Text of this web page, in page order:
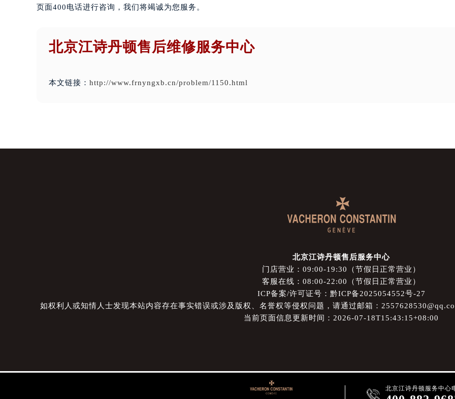
页面400电话进行咨询，我们将竭诚为您服务。
北京江诗丹顿售后维修服务中心
本文链接： http://www.frnyngxb.cn/problem/1150.html
北京江诗丹顿售后服务中心
门店营业：09:00-19:30（节假日正常营业）
客服在线：08:00-22:00（节假日正常营业）
ICP备案/许可证号：黔ICP备2025054552号-27
如权利人或知情人士发现本站内容存在事实错误或涉及版权、名誉权等侵权问题，请通过邮箱：
当前页面信息更新时间：2026-07-18T15:43:15+08:00
 北京江诗丹顿服务中心